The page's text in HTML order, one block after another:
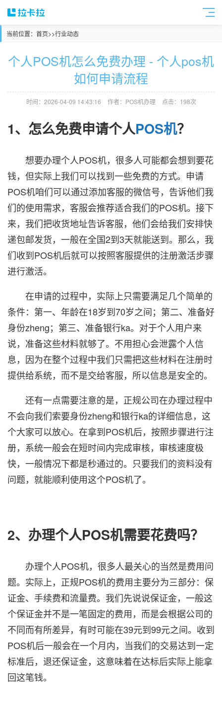
当前位置： 首页>>行业动态
个人POS机怎么免费办理 - 个人pos机
如何申请流程
时间：2026-04-09 14:43:16 作者：POS机办理 点击：198次
1、怎么免费申请个人POS机？
想要办理个人POS机，很多人可能都会想到要花
钱，但实际上我们可以找到一些免费的方式。申请
POS机咱们可以通过添加客服的微信号，告诉他们我
们的使用需求，客服会推荐适合我们的POS机。接下
来，我们把收货地址告诉客服，他们会给我们安排快
递包邮发货，一般在全国2到3天就能送到。那么，我
们收到POS机后就可以按照客服提供的注册激活步骤
进行激活。
在申请的过程中，实际上只需要满足几个简单的
条件：第一、年龄在18岁到70岁之间；第二、准备好
身份zheng；第三、准备银行ka。对于个人用户来
说，准备这些材料就够了。不用担心会泄露个人信
息，因为在整个过程中我们只需把这些材料在注册时
提供给系统，而不是交给客服，所以信息是安全的。
还有一点需要注意的是，正规公司在办理过程中
不会向我们索要身份zheng和银行ka的详细信息，这
个大家可以放心。在拿到POS机后，按照步骤进行注
册，系统一般会在短时间内完成审核，审核速度极
快，一般情况下都是秒通过的。只要我们的资料没有
问题，就能顺利使用这个POS机了。
2、办理个人POS机需要花费吗？
办理个人POS机，很多人最关心的当然是费用问
题。实际上，正规POS机的费用主要分为三部分：保
证金、手续费和流量费。我们先说说保证金，一般这
个保证金并不是一笔固定的费用，而是会根据公司的
不同而有所差异，有时可能在39元到99元之间。收到
POS机后一般会在一个月内，当我们的交易达到一定
标准后，退还保证金，这意味着在达标后实际上能拿
回这笔钱。